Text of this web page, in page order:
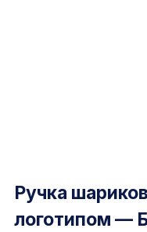
Ручка
логотипом —